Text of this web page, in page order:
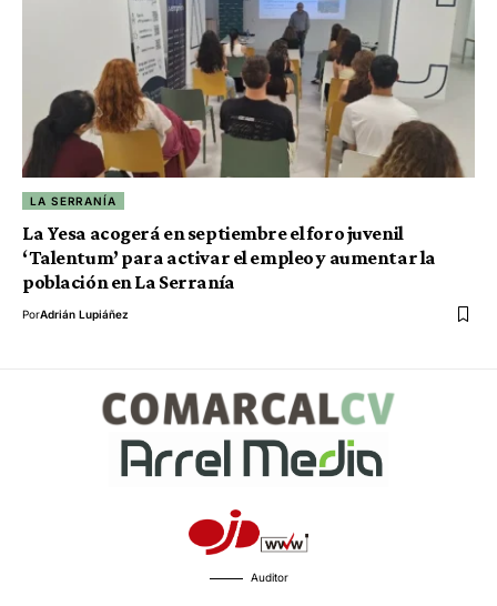
LA SERRANÍA
La Yesa acogerá en septiembre el foro juvenil
‘Talentum’ para activar el empleo y aumentar la
población en La Serranía
PorAdrián Lupiáñez
Auditor